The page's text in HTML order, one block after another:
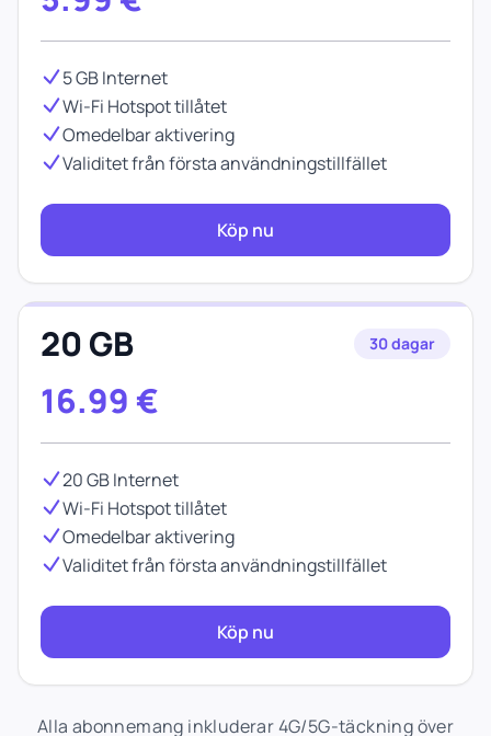
5 GB Internet
Wi-Fi Hotspot tillåtet
Omedelbar aktivering
Validitet från första användningstillfället
Köp nu
20 GB 30 dagar
16.99 €
20 GB Internet
Wi-Fi Hotspot tillåtet
Omedelbar aktivering
Validitet från första användningstillfället
Köp nu
Alla abonnemang inkluderar 4G/5G-täckning över